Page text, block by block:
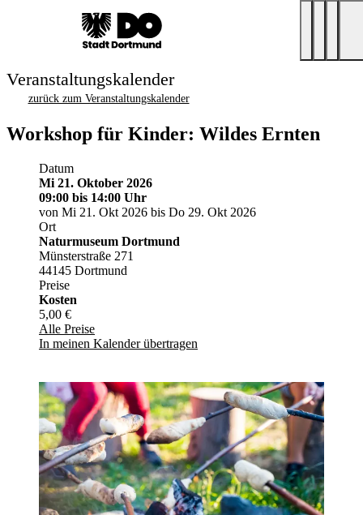
Veranstaltungskalender
zurück zum Veranstaltungskalender
Workshop für Kinder: Wildes Ernten
Datum
Mi 21. Oktober 2026
09:00 bis 14:00 Uhr
von Mi 21. Okt 2026 bis Do 29. Okt 2026
Ort
Naturmuseum Dortmund
Münsterstraße 271
44145 Dortmund
Preise
Kosten
5,00 €
Alle Preise
In meinen Kalender übertragen